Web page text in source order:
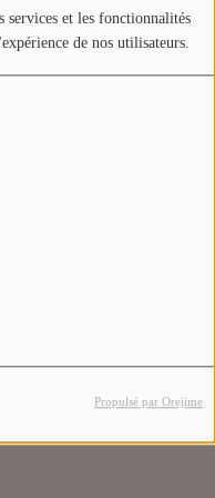
et les fonctionnalités
de nos utilisateurs.
Propulsé par Orejime
avez
erreur.
n’existe plus.